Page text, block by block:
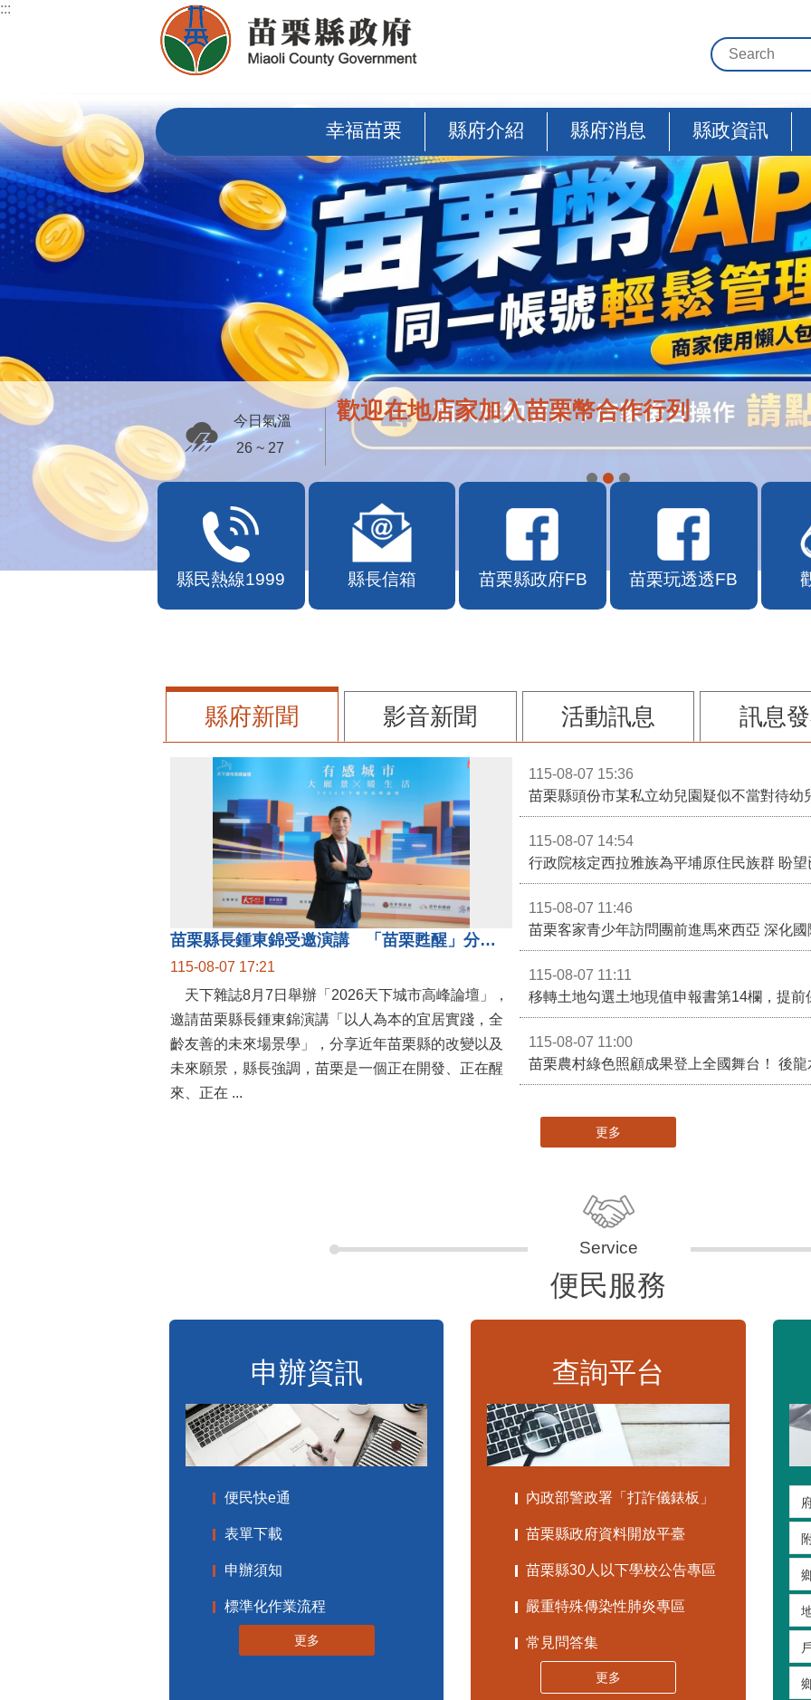
跳到主要內容區塊
:::
幸福苗栗 縣府介紹 縣府消息 縣政資訊
歡迎在地店家加入苗栗幣合作行列
今日氣溫
26 ~ 27
縣民熱線1999 縣長信箱 苗栗縣政府FB 苗栗玩透透FB
縣府新聞 影音新聞 活動訊息 訊息
苗栗縣長鍾東錦受邀演講 「苗栗甦醒」分享近年轉變
115-08-07 17:21
天下雜誌8月7日舉辦「2026天下城市高峰論壇」，
邀請苗栗縣長鍾東錦演講「以人為本的宜居實踐，全
齡友善的未來場景學」，分享近年苗栗縣的改變以及
未來願景，縣長強調，苗栗是一個正在開發、正在醒
來、正在 ...
115-08-07 15:36
苗栗縣頭份市某私立幼兒園疑似不當對待幼
115-08-07 14:54
115-08-07 11:46
苗栗客家青少年訪問團前進馬來西亞 深化
115-08-07 11:11
移轉土地勾選土地現值申報書第14欄，提前
115-08-07 11:00
更多
便民服務
申辦資訊
便民快e通
表單下載
申辦須知
標準化作業流程
更多
查詢平台
內政部警政署「打詐儀錶板」
苗栗縣政府資料開放平臺
苗栗縣30人以下學校公告專區
嚴重特殊傳染性肺炎專區
常見問答集
更多